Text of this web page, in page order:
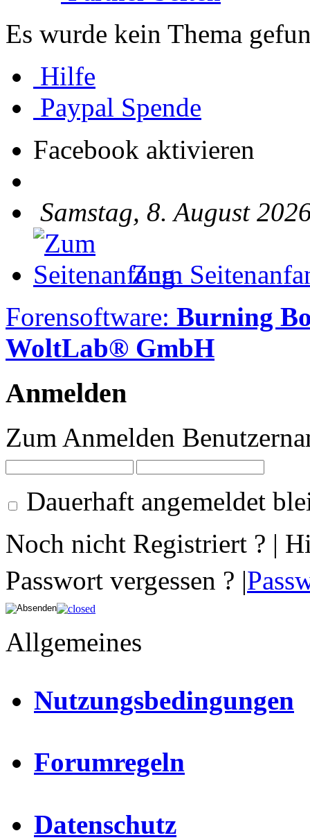
Es wurde kein Thema
Hilfe
Paypal Spende
Facebook aktivieren
Samstag, 8. August
Zum
Forensoftware: Burning
WoltLab® GmbH
Anmelden
Zum Anmelden
Dauerhaft angemeldet
Noch nicht Registriert ? |
Passwort vergessen ? |
Allgemeines
Nutzungsbedingungen
Forumregeln
Datenschutz